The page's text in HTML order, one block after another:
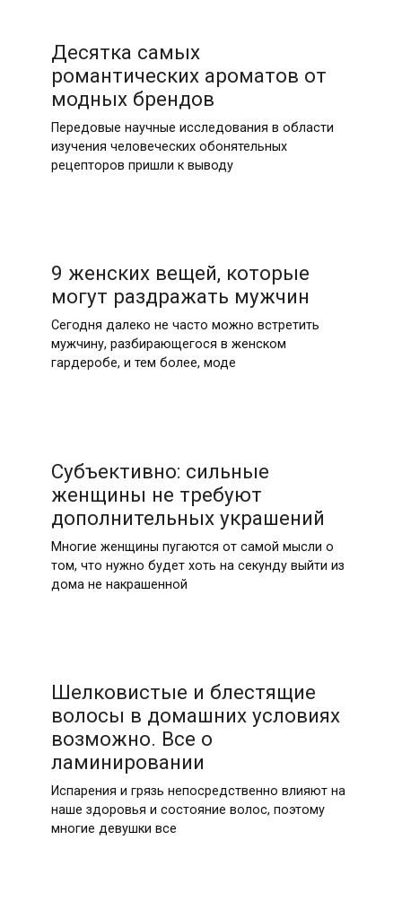
Десятка самых
романтических ароматов от
модных брендов
Передовые научные исследования в области
изучения человеческих обонятельных
рецепторов пришли к выводу
9 женских вещей, которые
могут раздражать мужчин
Сегодня далеко не часто можно встретить
мужчину, разбирающегося в женском
гардеробе, и тем более, моде
Субъективно: сильные
женщины не требуют
дополнительных украшений
Многие женщины пугаются от самой мысли о
том, что нужно будет хоть на секунду выйти из
дома не накрашенной
Шелковистые и блестящие
волосы в домашних условиях
возможно. Все о
ламинировании
Испарения и грязь непосредственно влияют на
наше здоровья и состояние волос, поэтому
многие девушки все